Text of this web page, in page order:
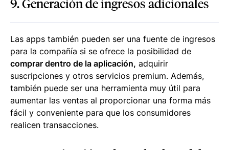
9. Generación de ingresos adicionales
Las apps también pueden ser una fuente de ingresos
para la compañía si se ofrece la posibilidad de
comprar dentro de la aplicación, adquirir
suscripciones y otros servicios premium. Además,
también puede ser una herramienta muy útil para
aumentar las ventas al proporcionar una forma más
fácil y conveniente para que los consumidores
realicen transacciones.